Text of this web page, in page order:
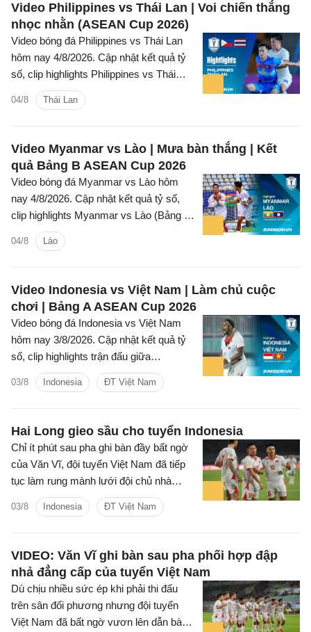
Video Philippines vs Thái Lan | Voi chiến thắng
nhọc nhằn (ASEAN Cup 2026)
Video bóng đá Philippines vs Thái Lan
hôm nay 4/8/2026. Cập nhật kết quả tỷ
số, clip highlights Philippines vs Thái
Lan (Bảng B ASEAN Cup 2026) các tình
huống trên sân.
04/8 Thái Lan
Video Myanmar vs Lào | Mưa bàn thắng | Kết
quả Bảng B ASEAN Cup 2026
Video bóng đá Myanmar vs Lào hôm
nay 4/8/2026. Cập nhật kết quả tỷ số,
clip highlights Myanmar vs Lào (Bảng B
ASEAN Cup 2026) các tình huống trên
04/8 Lào
Video Indonesia vs Việt Nam | Làm chủ cuộc
chơi | Bảng A ASEAN Cup 2026
Video bóng đá Indonesia vs Việt Nam
hôm nay 3/8/2026. Cập nhật kết quả tỷ
số, clip highlights trận đấu giữa
Indonesia vs Việt Nam (Bảng A ASEAN
Cup 2026).
03/8 Indonesia ĐT Việt Nam
Hai Long gieo sầu cho tuyển Indonesia
Chỉ ít phút sau pha ghi bàn đầy bất ngờ
của Văn Vĩ, đội tuyển Việt Nam đã tiếp
tục làm rung mành lưới đội chủ nhà
Indonesia, với người ghi bàn là tiền vệ
Nguyễn Hai Long.
03/8 Indonesia ĐT Việt Nam
VIDEO: Văn Vĩ ghi bàn sau pha phối hợp đập
nhả đẳng cấp của tuyển Việt Nam
Dù chịu nhiều sức ép khi phải thi đấu
trên sân đối phương nhưng đội tuyển
Việt Nam đã bất ngờ vươn lên dẫn bàn